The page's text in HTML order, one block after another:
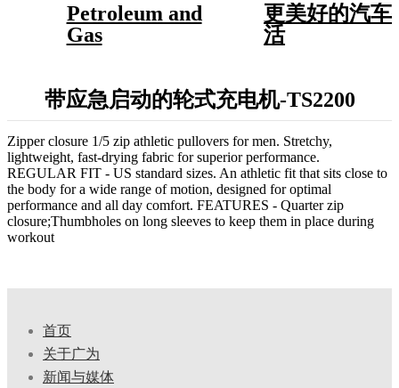
Petroleum and
Gas
更美好的汽车
活
带应急启动的轮式充电机-TS2200
Zipper closure 1/5 zip athletic pullovers for men. Stretchy,
lightweight, fast-drying fabric for superior performance.
REGULAR FIT - US standard sizes. An athletic fit that sits close to
the body for a wide range of motion, designed for optimal
performance and all day comfort. FEATURES - Quarter zip
closure;Thumbholes on long sleeves to keep them in place during
workout
首页
关于广为
新闻与媒体